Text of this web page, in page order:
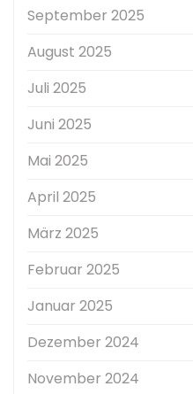
September 2025
August 2025
Juli 2025
Juni 2025
Mai 2025
April 2025
März 2025
Februar 2025
Januar 2025
Dezember 2024
November 2024